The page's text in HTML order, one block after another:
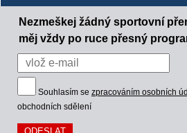
Nezmeškej žádný sportovní
měj vždy po ruce přesný
Souhlasím se zpracováním osobních
obchodních sdělení